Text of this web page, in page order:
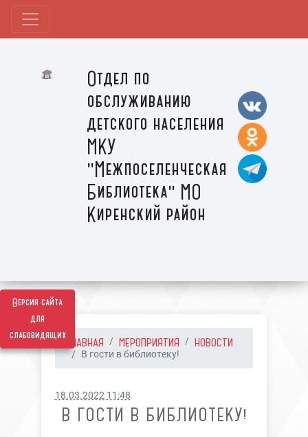
Версия сайта
для
слабовидящих
Отдел по
обслуживанию
детского населения
МКУ
"Межпоселенческая
Библиотека" МО
Киренский район
ГЛАВНАЯ МЕРОПРИЯТИЯ НОВОСТИ
В гости в библиотеку!
18.03.2022 11:48
В ГОСТИ В БИБЛИОТЕКУ!